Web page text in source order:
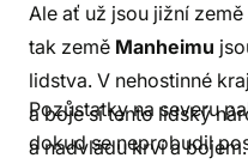
Ale ať už jsou jižní
tak země Manheimu
lidstva. V nehostinné
a boje si tento lidský
a nadvládu krví a
Pozůstatky na severu
dokud se neprobudil